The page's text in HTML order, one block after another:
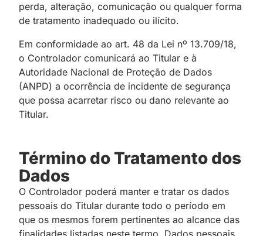
perda, alteração, comunicação ou qualquer forma
de tratamento inadequado ou ilícito.
Em conformidade ao art. 48 da Lei nº 13.709/18,
o Controlador comunicará ao Titular e à
Autoridade Nacional de Proteção de Dados
(ANPD) a ocorrência de incidente de segurança
que possa acarretar risco ou dano relevante ao
Titular.
Término do Tratamento dos
Dados
O Controlador poderá manter e tratar os dados
pessoais do Titular durante todo o período em
que os mesmos forem pertinentes ao alcance das